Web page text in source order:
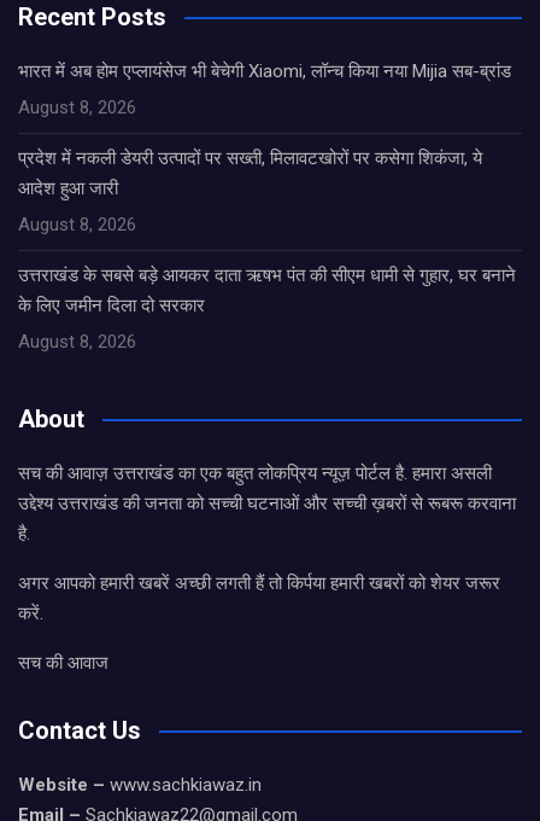
Recent Posts
भारत में अब होम एप्लायंसेज भी बेचेगी Xiaomi, लॉन्च किया नया Mijia सब-ब्रांड
August 8, 2026
प्रदेश में नकली डेयरी उत्पादों पर सख्ती, मिलावटखोरों पर कसेगा शिकंजा, ये
आदेश हुआ जारी
August 8, 2026
उत्तराखंड के सबसे बड़े आयकर दाता ऋषभ पंत की सीएम धामी से गुहार, घर बनाने
के लिए जमीन दिला दो सरकार
August 8, 2026
About
सच की आवाज़ उत्तराखंड का एक बहुत लोकप्रिय न्यूज़ पोर्टल है. हमारा असली
उद्देश्य उत्तराखंड की जनता को सच्ची घटनाओं और सच्ची ख़बरों से रूबरू करवाना
है.
अगर आपको हमारी खबरें अच्छी लगती हैं तो किर्पया हमारी खबरों को शेयर जरूर
करें.
सच की आवाज
Contact Us
Website – www.sachkiawaz.in
Email – Sachkiawaz22@gmail.com